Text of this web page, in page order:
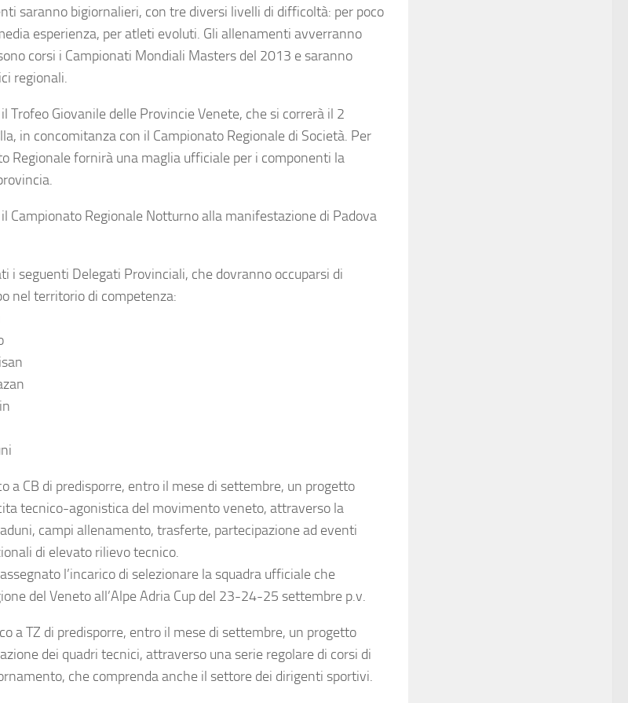
saranno bigiornalieri, con tre diversi livelli di difficoltà: per poco
esperienza, per atleti evoluti. Gli allenamenti avverranno
corsi i Campionati Mondiali Masters del 2013 e saranno
regionali.
Trofeo Giovanile delle Provincie Venete, che si correrà il 2
in concomitanza con il Campionato Regionale di Società. Per
Regionale fornirà una maglia ufficiale per i componenti la
Campionato Regionale Notturno alla manifestazione di Padova
i seguenti Delegati Provinciali, che dovranno occuparsi di
nel territorio di competenza:
a CB di predisporre, entro il mese di settembre, un progetto
tecnico-agonistica del movimento veneto, attraverso la
campi allenamento, trasferte, partecipazione ad eventi
di elevato rilievo tecnico.
l’incarico di selezionare la squadra ufficiale che
del Veneto all’Alpe Adria Cup del 23-24-25 settembre p.v.
a TZ di predisporre, entro il mese di settembre, un progetto
dei quadri tecnici, attraverso una serie regolare di corsi di
che comprenda anche il settore dei dirigenti sportivi.